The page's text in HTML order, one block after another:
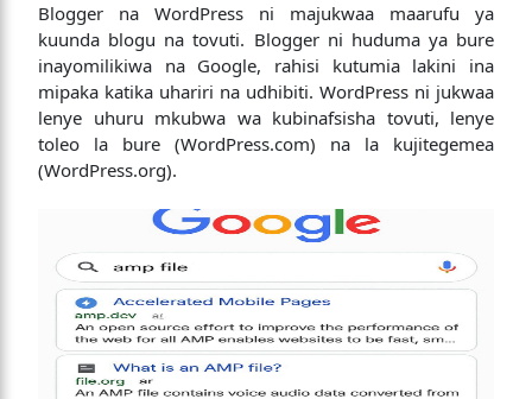
Blogger na WordPress ni majukwaa maarufu ya
kuunda blogu na tovuti. Blogger ni huduma ya bure
inayomilikiwa na Google, rahisi kutumia lakini ina
mipaka katika uhariri na udhibiti. WordPress ni jukwaa
lenye uhuru mkubwa wa kubinafsisha tovuti, lenye
toleo la bure (WordPress.com) na la kujitegemea
(WordPress.org).